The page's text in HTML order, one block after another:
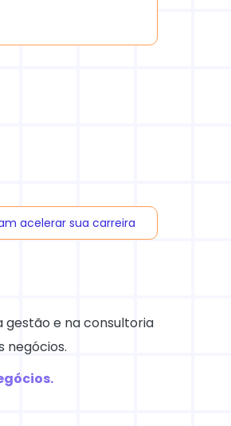
acelerar sua carreira
gestão e na consultoria
negócios.